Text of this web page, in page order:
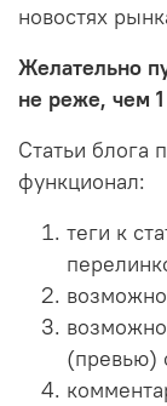
новостях
Желательно
не реже, чем
Статьи блога
функционал:
теги к
(превью)